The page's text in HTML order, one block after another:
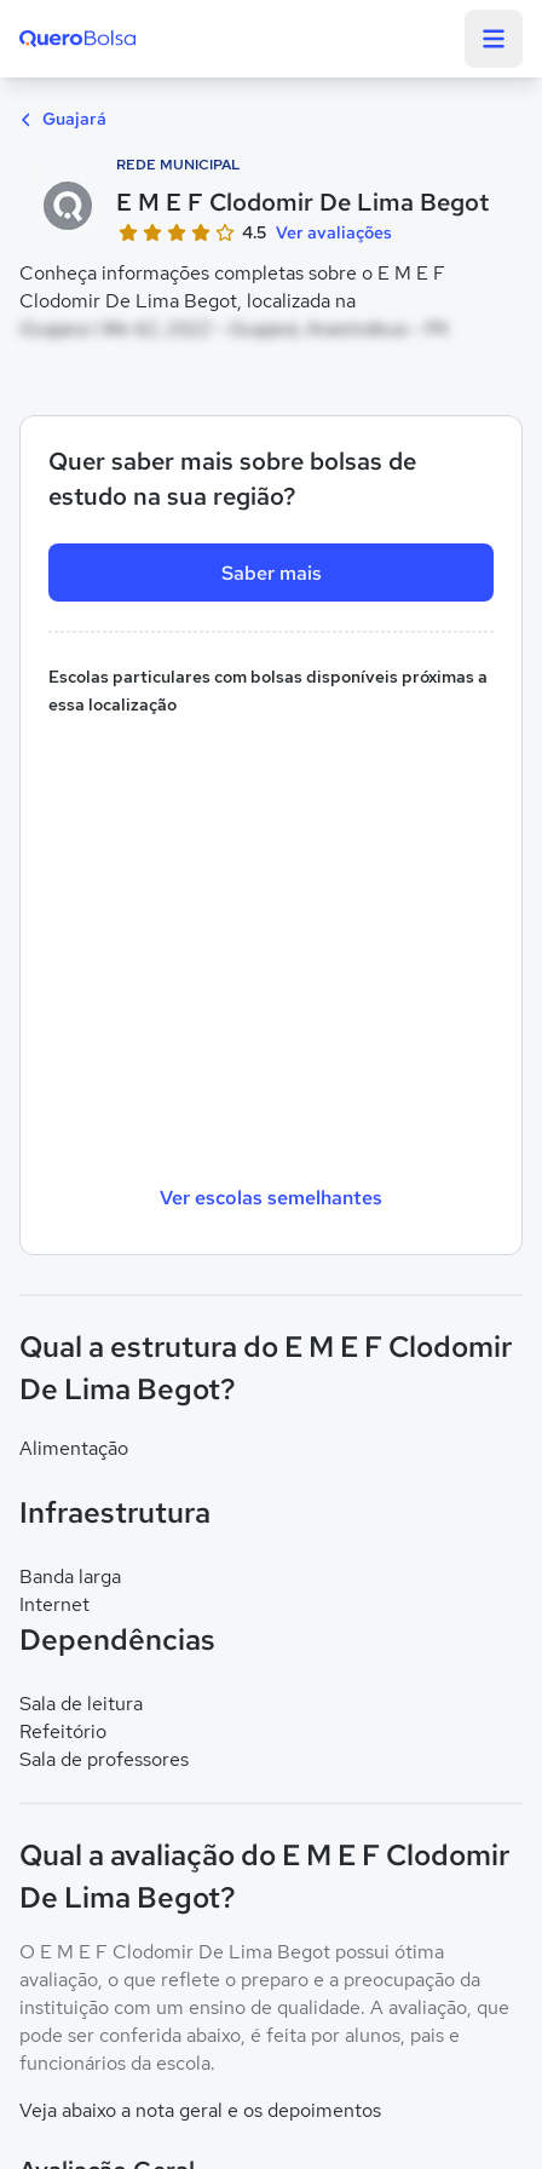
Guajará
REDE MUNICIPAL
E M E F Clodomir De Lima Begot
4.5 Ver avaliações
Conheça informações completas sobre o E M E F
Clodomir De Lima Begot, localizada na
Guajara I We 62, 2022 - Guajará, Ananindeua - PA
Quer saber mais sobre bolsas de
estudo na sua região?
Saber mais
Escolas particulares com bolsas disponíveis próximas a
essa localização
Ver escolas semelhantes
Qual a estrutura do E M E F Clodomir
De Lima Begot?
Alimentação
Infraestrutura
Banda larga
Internet
Dependências
Sala de leitura
Refeitório
Sala de professores
Qual a avaliação do E M E F Clodomir
De Lima Begot?
O E M E F Clodomir De Lima Begot possui ótima
avaliação, o que reflete o preparo e a preocupação da
instituição com um ensino de qualidade. A avaliação, que
pode ser conferida abaixo, é feita por alunos, pais e
funcionários da escola.
Veja abaixo a nota geral e os depoimentos